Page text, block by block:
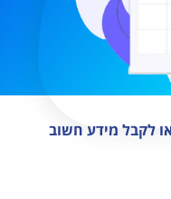
לקבל מידע חשוב